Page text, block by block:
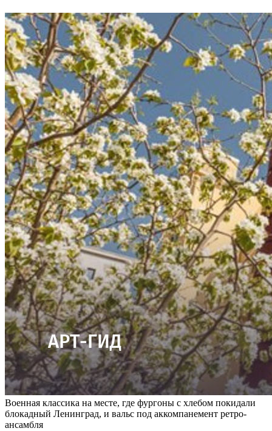
Военная классика на месте, где фургоны с хлебом покидали
блокадный Ленинград, и вальс под аккомпанемент ретро-
ансамбля